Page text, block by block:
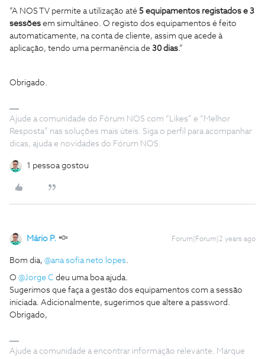
“A NOS TV permite a utilização até 5 equipamentos registados e 3
sessões em simultâneo. O registo dos equipamentos é feito
automaticamente, na conta de cliente, assim que acede à
aplicação, tendo uma permanência de 30 dias.”
Obrigado.
Ajude a comunidade do Fórum NOS com “Likes” e “Melhor
Resposta” nas soluções mais úteis. Siga o perfil para acompanhar
dicas, ajuda e novidades do Fórum NOS.
1 pessoa gostou
Mário P. Forum|Forum|2 years ago
Bom dia, @ana sofia neto lopes.
O @Jorge C deu uma boa ajuda.
Sugerimos que faça a gestão dos equipamentos com a sessão
iniciada. Adicionalmente, sugerimos que altere a password.
Obrigado,
Ajude a comunidade a encontrar informação relevante. Marque